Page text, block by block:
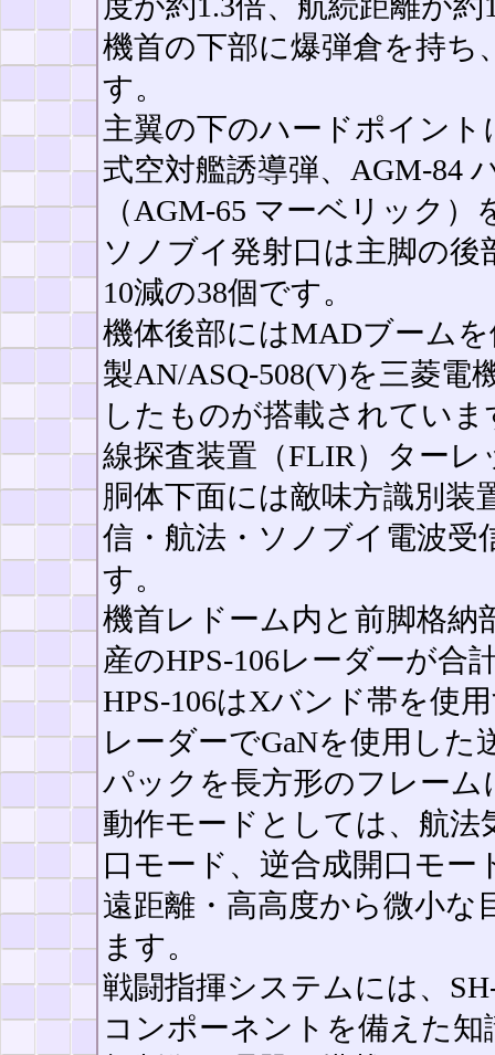
機首の下部に爆弾倉を持ち
す。
主翼の下のハードポイント
式空対艦誘導弾、AGM-84
（AGM-65 マーベリック
ソノブイ発射口は主脚の後
10減の38個です。
機体後部にはMADブーム
製AN/ASQ-508(V)を三菱電
したものが搭載されてい
線探査装置（FLIR）ター
胴体下面には敵味方識別装
信・航法・ソノブイ電波
す。
機首レドーム内と前脚格
産のHPS-106レーダーが合
HPS-106はXバンド帯を使
レーダーでGaNを使用し
パックを長方形のフレー
動作モードとしては、航法
口モード、逆合成開口モー
遠距離・高高度から微小
ます。
戦闘指揮システムには、
コンポーネントを備えた